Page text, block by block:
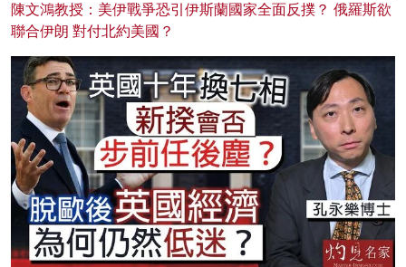
陳文鴻教授：美伊戰爭恐引伊斯蘭國家全面反撲？ 俄羅斯欲
聯合伊朗 對付北約美國？